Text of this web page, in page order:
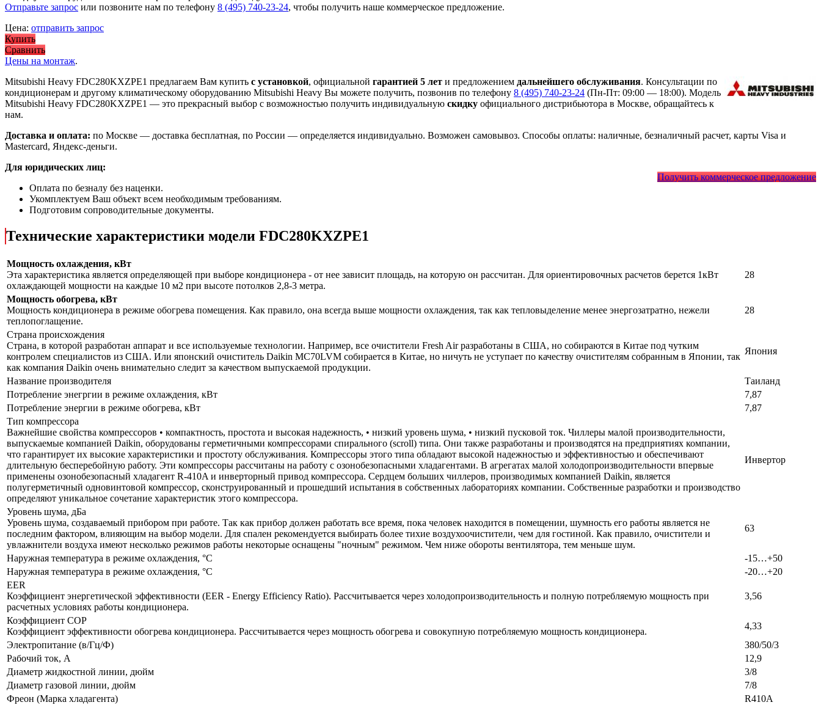
Отправьте запрос или позвоните нам по телефону 8 (495) 740-23-24, чтобы получить наше коммерческое предложение.
Цена: отправить запрос
Купить
Сравнить
Цены на монтаж.
Mitsubishi Heavy FDC280KXZРE1 предлагаем Вам купить с установкой, официальной гарантией 5 лет и предложением дальнейшего обслуживания. Консультации по
кондиционерам и другому климатическому оборудованию Mitsubishi Heavy Вы можете получить, позвонив по телефону 8 (495) 740-23-24 (Пн-Пт: 09:00 — 18:00). Модель
Mitsubishi Heavy FDC280KXZРE1 — это прекрасный выбор с возможностью получить индивидуальную скидку официального дистрибьютора в Москве, обращайтесь к
нам.
Доставка и оплата: по Москве — доставка бесплатная, по России — определяется индивидуально. Возможен самовывоз. Способы оплаты: наличные, безналичный расчет, карты Visa и
Mastercard, Яндекс-деньги.
Получить коммерческое предложение
Для юридических лиц:
Оплата по безналу без наценки.
Укомплектуем Ваш объект всем необходимым требованиям.
Подготовим сопроводительные документы.
Технические характеристики модели FDC280KXZРE1
Мощность охлаждения, кВт
Эта характеристика является определяющей при выборе кондиционера - от нее зависит площадь, на которую он рассчитан. Для ориентировочных расчетов берется 1кВт
охлаждающей мощности на каждые 10 м2 при высоте потолков 2,8-3 метра.
28
Мощность обогрева, кВт
Мощность кондиционера в режиме обогрева помещения. Как правило, она всегда выше мощности охлаждения, так как тепловыделение менее энергозатратно, нежели
теплопоглащение.
28
Страна происхождения
Страна, в которой разработан аппарат и все используемые технологии. Например, все очистители Fresh Air разработаны в США, но собираются в Китае под чутким
контролем специалистов из США. Или японский очиститель Daikin MC70LVM собирается в Китае, но ничуть не уступает по качеству очистителям собранным в Японии, так
как компания Daikin очень внимательно следит за качеством выпускаемой продукции.
Япония
Название производителя
Таиланд
Потребление энегргии в режиме охлаждения, кВт
7,87
Потребление энергии в режиме обогрева, кВт
7,87
Тип компрессора
Важнейшие свойства компрессоров • компактность, простота и высокая надежность, • низкий уровень шума, • низкий пусковой ток. Чиллеры малой производительности,
выпускаемые компанией Daikin, оборудованы герметичными компрессорами спирального (scroll) типа. Они также разработаны и производятся на предприятиях компании,
что гарантирует их высокие характеристики и простоту обслуживания. Компрессоры этого типа обладают высокой надежностью и эффективностью и обеспечивают
длительную бесперебойную работу. Эти компрессоры рассчитаны на работу с озонобезопасными хладагентами. В агрегатах малой холодопроизводительности впервые
применены озонобезопасный хладагент R-410A и инверторный привод компрессора. Сердцем больших чиллеров, производимых компанией Daikin, является
полугерметичный одновинтовой компрессор, сконструированный и прошедший испытания в собственных лабораториях компании. Собственные разработки и производство
определяют уникальное сочетание характеристик этого компрессора.
Инвертор
Уровень шума, дБа
Уровень шума, создаваемый прибором при работе. Так как прибор должен работать все время, пока человек находится в помещении, шумность его работы является не
последним фактором, влияющим на выбор модели. Для спален рекомендуется выбирать более тихие воздухоочистители, чем для гостиной. Как правило, очистители и
увлажнители воздуха имеют несколько режимов работы некоторые оснащены "ночным" режимом. Чем ниже обороты вентилятора, тем меньше шум.
63
Наружная температура в режиме охлаждения, °C
-15…+50
Наружная температура в режиме охлаждения, °C
-20…+20
EER
Коэффициент энергетической эффективности (EER - Energy Efficiency Ratio). Рассчитывается через холодопроизводительность и полную потребляемую мощность при
расчетных условиях работы кондиционера.
3,56
Коэффициент COP
Коэффициент эффективности обогрева кондиционера. Рассчитывается через мощность обогрева и совокупную потребляемую мощность кондиционера.
4,33
Электропитание (в/Гц/Ф)
380/50/3
Рабочий ток, А
12,9
Диаметр жидкостной линии, дюйм
3/8
Диаметр газовой линии, дюйм
7/8
Фреон (Марка хладагента)
R410A